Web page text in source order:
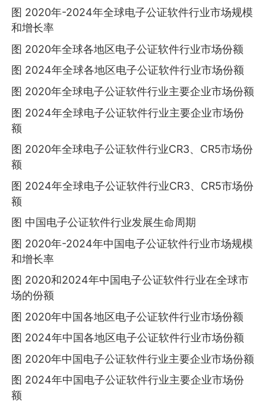
图 2020年-2024年全球电子公证软件行业市场规模
和增长率
图 2020年全球各地区电子公证软件行业市场份额
图 2024年全球各地区电子公证软件行业市场份额
图 2020年全球电子公证软件行业主要企业市场份额
图 2024年全球电子公证软件行业主要企业市场份
额
图 2020年全球电子公证软件行业CR3、CR5市场份
额
图 2024年全球电子公证软件行业CR3、CR5市场份
额
图 中国电子公证软件行业发展生命周期
图 2020年-2024年中国电子公证软件行业市场规模
和增长率
图 2020和2024年中国电子公证软件行业在全球市
场的份额
图 2020年中国各地区电子公证软件行业市场份额
图 2024年中国各地区电子公证软件行业市场份额
图 2020年中国电子公证软件行业主要企业市场份额
图 2024年中国电子公证软件行业主要企业市场份
额